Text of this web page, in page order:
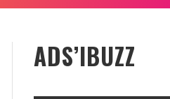
ADS’IBUZZ